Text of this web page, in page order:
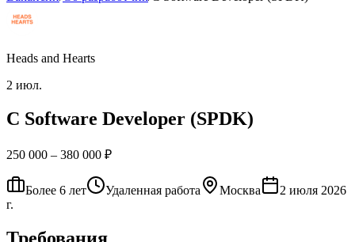
Heads and Hearts
2 июл.
С Software Developer (SPDK)
250 000 – 380 000 ₽
Более 6 лет Удаленная работа Москва
2 июля 2026
г.
Требования